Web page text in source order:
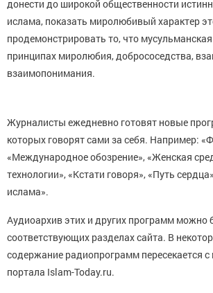
донести до широкой общественности
ислама, показать миролюбивый характер
продемонстрировать то, что
принципах миролюбия, добрососедства,
взаимопонимания.
Журналисты ежедневно готовят новые
которых говорят сами за себя. Например:
«Международное обозрение», «Женская
технологии», «Кстати говоря», «Путь
ислама».
Аудиоархив этих и других программ можно
соответствующих разделах сайта. В
содержание радиопрограмм пересекается
портала Islam-Today.ru.